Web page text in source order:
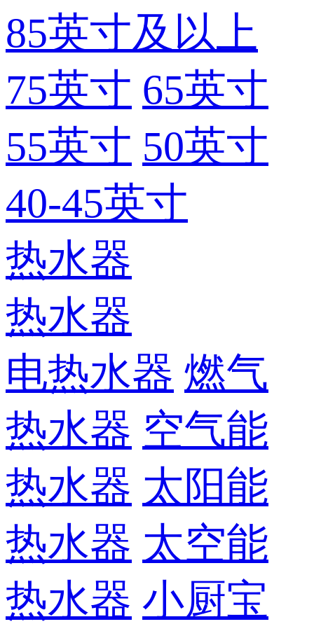
85英寸及以上
75英寸 65英寸
55英寸 50英寸
40-45英寸
热水器
热水器
电热水器 燃气
热水器 空气能
热水器 太阳能
热水器 太空能
热水器 小厨宝